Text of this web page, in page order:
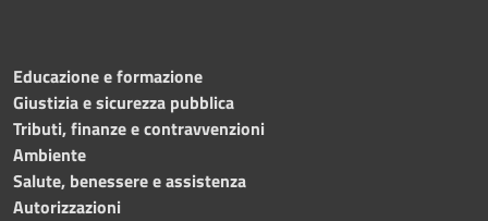
Educazione e formazione
Giustizia e sicurezza pubblica
Tributi, finanze e contravvenzioni
Ambiente
Salute, benessere e assistenza
Autorizzazioni